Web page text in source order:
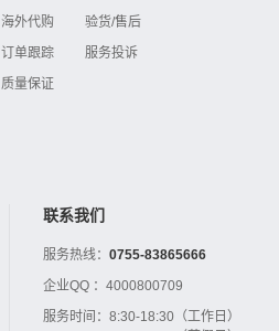
海外代购
订单跟踪
质量保证
验货/售后
服务投诉
联系我们
服务热线： 0755-83865666
企业QQ ： 4000800709
服务时间： 8:30-18:30（工作日）